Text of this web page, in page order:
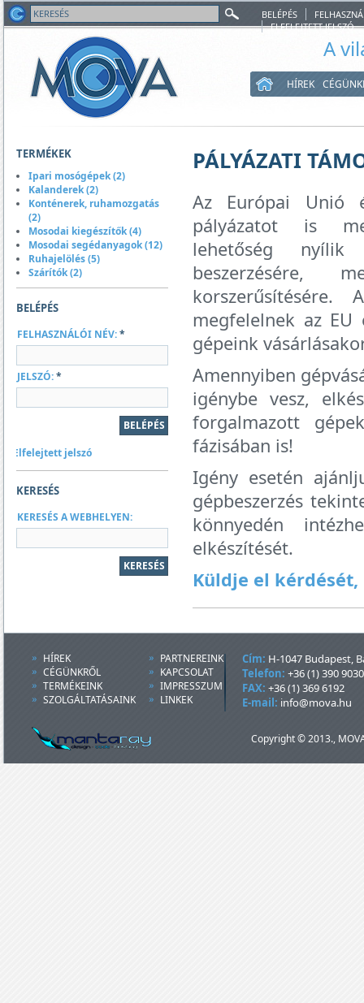
BELÉPÉS
ELFELEJTETT JELSZÓ
A
HÍREK
TERMÉKEK
Ipari mosógépek (2)
Kalanderek (2)
Konténerek, ruhamozgatás
(2)
Mosodai kiegészítők (4)
Mosodai segédanyagok (12)
Ruhajelölés (5)
Szárítók (2)
BELÉPÉS
FELHASZNÁLÓI NÉV:*
JELSZÓ:*
Elfelejtett jelszó
KERESÉS
KERESÉS A WEBHELYEN:
PÁLYÁZATI
Az Európai Unió
pályázatot is
lehetőség
beszerzésére,
korszerűsítésére.
megfelelnek az
gépeink
Amennyiben
igénybe vesz,
forgalmazott
fázisában is!
Igény esetén
gépbeszerzés
könnyedén
elkészítését.
Küldje el
HÍREK
CÉGÜNKRŐL
TERMÉKEINK
SZOLGÁLTATÁSAINK
PARTNEREINK
KAPCSOLAT
IMPRESSZUM
LINKEK
Cím: H-1047 Budapest,
Telefon: +36 (1) 390 9030
FAX: +36 (1) 369 6192
E-mail: info@mova.hu
Copyright © 2013.,